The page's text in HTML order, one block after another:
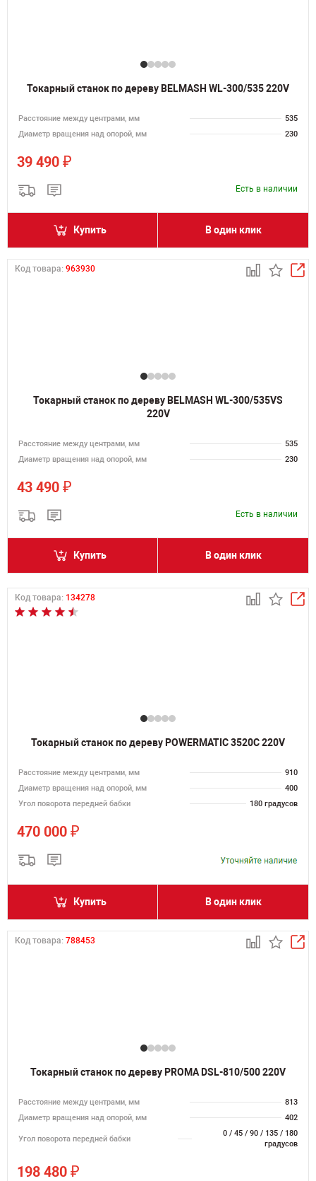
Токарный станок по дереву BELMASH WL-300/535 220V
Расстояние между центрами, мм
535
Диаметр вращения над опорой, мм
230
39 490 ₽
Есть в наличии
Купить В один клик
Код товара: 963930
Токарный станок по дереву BELMASH WL-300/535VS
220V
Расстояние между центрами, мм
535
Диаметр вращения над опорой, мм
230
43 490 ₽
Есть в наличии
Купить В один клик
Код товара: 134278
Токарный станок по дереву POWERMATIC 3520C 220V
Расстояние между центрами, мм
910
Диаметр вращения над опорой, мм
400
Угол поворота передней бабки
180 градусов
470 000 ₽
Купить В один клик
Код товара: 788453
Токарный станок по дереву PROMA DSL-810/500 220V
Расстояние между центрами, мм
813
Диаметр вращения над опорой, мм
402
Угол поворота передней бабки
0 / 45 / 90 / 135 / 180
градусов
198 480 ₽